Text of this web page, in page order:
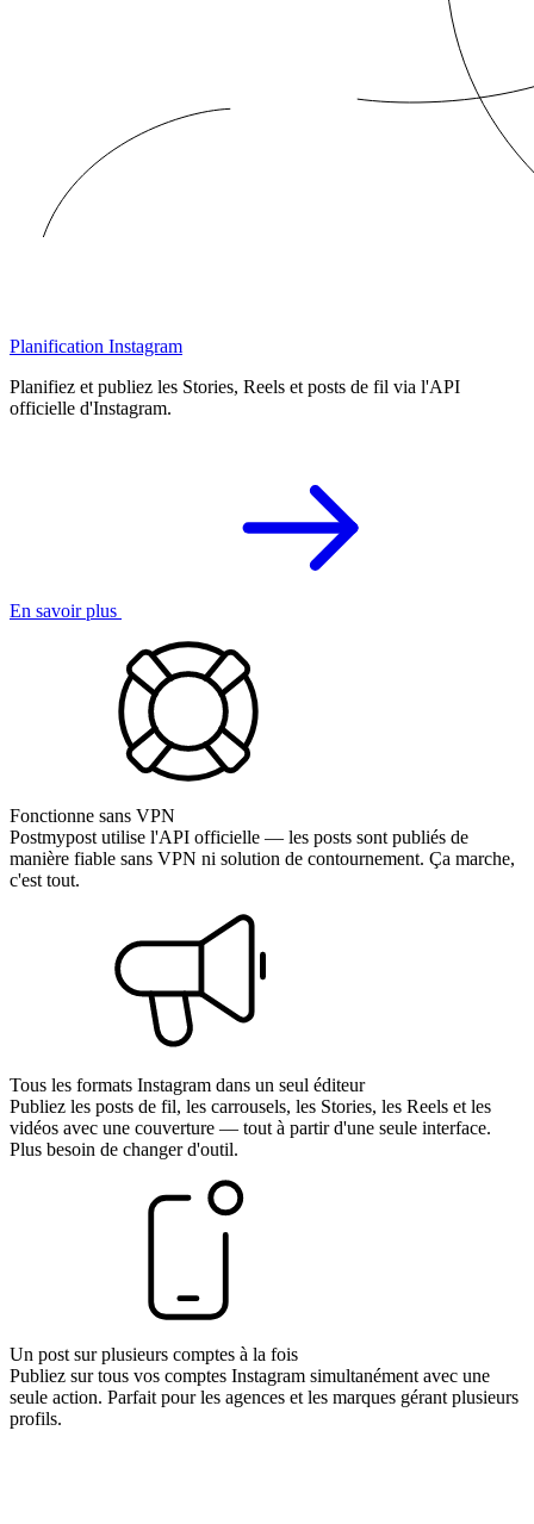
Planification Instagram
Planifiez et publiez les Stories, Reels et posts de fil via l'API
officielle d'Instagram.
En savoir plus
Fonctionne sans VPN
Postmypost utilise l'API officielle — les posts sont publiés de
manière fiable sans VPN ni solution de contournement. Ça marche,
c'est tout.
Tous les formats Instagram dans un seul éditeur
Publiez les posts de fil, les carrousels, les Stories, les Reels et les
vidéos avec une couverture — tout à partir d'une seule interface.
Plus besoin de changer d'outil.
Un post sur plusieurs comptes à la fois
Publiez sur tous vos comptes Instagram simultanément avec une
seule action. Parfait pour les agences et les marques gérant plusieurs
profils.